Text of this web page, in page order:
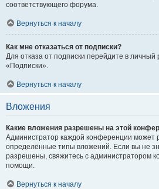
соответствующего форума.
Вернуться к началу
Как мне отказаться от подписки?
Для отказа от подписки перейдите в
«Подписки».
Вернуться к началу
Вложения
Какие вложения разрешены на этой
Администратор каждой конференции может
определённые типы вложений. Если вы не
разрешены, свяжитесь с администратором
помощи.
Вернуться к началу